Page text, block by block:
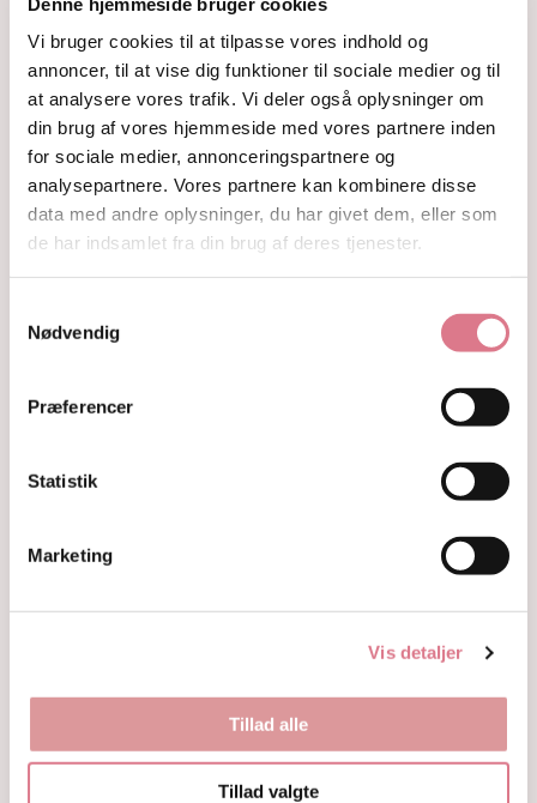
Vi bruger cookies til at tilpasse vores indhold og
annoncer, til at vise dig funktioner til sociale medier og til
at analysere vores trafik. Vi deler også oplysninger om
din brug af vores hjemmeside med vores partnere inden
for sociale medier, annonceringspartnere og
analysepartnere. Vores partnere kan kombinere disse
data med andre oplysninger, du har givet dem, eller som
de har indsamlet fra din brug af deres tjenester.
Nødvendig
Præferencer
Statistik
Marketing
Vis detaljer
Tillad alle
Tillad valgte
Guides
Kontakt
Shop
Krystaller
Rå Krystaller
Polerede Krystaller
Sommerfugle og kvindekroppe
Krystaller opdelt efter farve
Lilla og lavendel krystaller
Gule og guld krystaller
Sorte, brune og grå krystaller